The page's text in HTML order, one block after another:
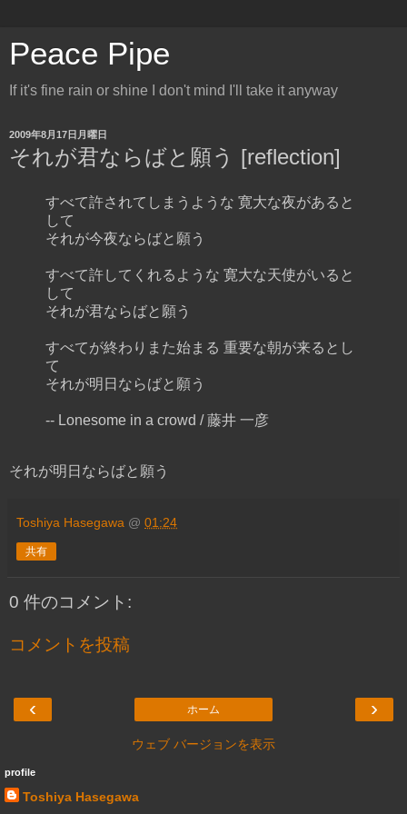
Peace Pipe
If it's fine rain or shine I don't mind I'll take it anyway
2009年8月17日月曜日
それが君ならばと願う [reflection]
すべて許されてしまうような 寛大な夜があると
して
それが今夜ならばと願う
すべて許してくれるような 寛大な天使がいると
して
それが君ならばと願う
すべてが終わりまた始まる 重要な朝が来るとし
て
それが明日ならばと願う
-- Lonesome in a crowd / 藤井 一彦
それが明日ならばと願う
Toshiya Hasegawa @ 01:24
共有
0 件のコメント:
コメントを投稿
‹ ›
ホーム
ウェブ バージョンを表示
profile
Toshiya Hasegawa